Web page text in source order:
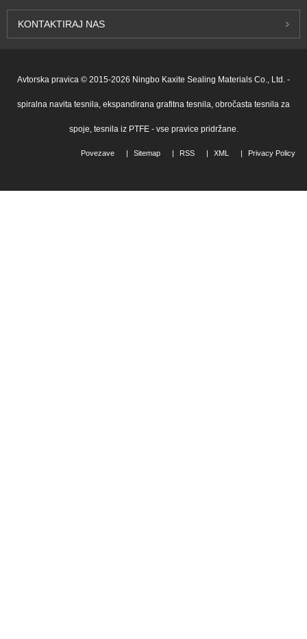
KONTAKTIRAJ NAS
Avtorska pravica © 2015-2026 Ningbo Kaxite Sealing Materials Co., Ltd. -
spiralna navita tesnila, ekspandirana grafitna tesnila, obročasta tesnila za
spoje, tesnila iz PTFE - vse pravice pridržane.
Povezave Sitemap RSS XML Privacy Policy